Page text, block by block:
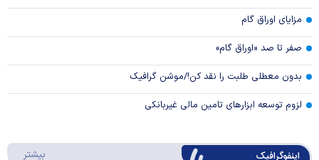
مزایای اوراق گام
صفر تا صد «اوراق گام»
بدون معطلی طلبت را نقد کن!/موشن گرافیک
لزوم توسعه ابزارهای تامین مالی غیربانکی
اینفوگرافیک بیشتر